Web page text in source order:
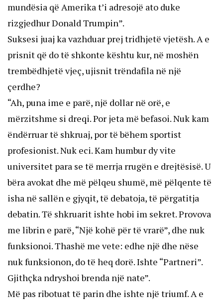
mundësia që Amerika t’i adresojë ato duke
rizgjedhur Donald Trumpin”.
Suksesi juaj ka vazhduar prej tridhjetë vjetësh. A e
prisnit që do të shkonte kështu kur, në moshën
trembëdhjetë vjeç, ujisnit trëndafila në një
çerdhe?
“Ah, puna ime e parë, një dollar në orë, e
mërzitshme si dreqi. Por jeta më befasoi. Nuk kam
ëndërruar të shkruaj, por të bëhem sportist
profesionist. Nuk eci. Kam humbur dy vite
universitet para se të merrja rrugën e drejtësisë. U
bëra avokat dhe më pëlqeu shumë, më pëlqente të
isha në sallën e gjyqit, të debatoja, të përgatitja
debatin. Të shkruarit ishte hobi im sekret. Provova
me librin e parë, “Një kohë për të vrarë”, dhe nuk
funksionoi. Thashë me vete: edhe një dhe nëse
nuk funksionon, do të heq dorë. Ishte “Partneri”.
Gjithçka ndryshoi brenda një nate”.
Më pas ribotuat të parin dhe ishte një triumf. A e